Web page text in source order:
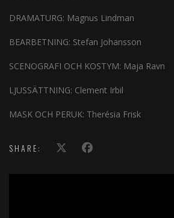
DRAMATURG: Magnus Lindman
BEARBETNING: Stefan Johansson
SCENOGRAFI OCH KOSTYM: Maja Ravn
LJUSSÄTTNING: Clement Irbil
MASK OCH PERUK: Therésia Frisk
SHARE: